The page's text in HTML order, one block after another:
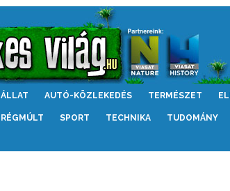
ÁLLAT AUTÓ-KÖZLEKEDÉS TERMÉSZET
RÉGMÚLT SPORT TECHNIKA TUDOMÁNY